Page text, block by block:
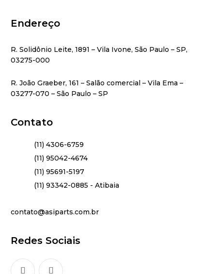
Endereço
R. Solidônio Leite, 1891 – Vila Ivone, São Paulo – SP,
03275-000
R. João Graeber, 161 – Salão comercial – Vila Ema –
03277-070 – São Paulo – SP
Contato
(11) 4306-6759
(11) 95042-4674
(11) 95691-5197
(11) 93342-0885 - Atibaia
contato@asiparts.com.br
Redes Sociais